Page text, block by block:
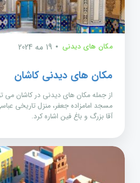
مکان های دیدنی 19 مه 2024
مکان های دیدنی کاشان
از جمله مکان های دیدنی در کاشان می
مسجد امامزاده جعفر، منزل تاریخی
آقا بزرگ و باغ فین اشاره کرد.